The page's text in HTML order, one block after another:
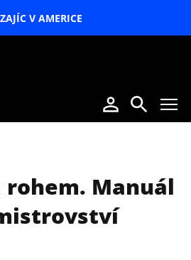
V AMERICE
rohem. Manuál